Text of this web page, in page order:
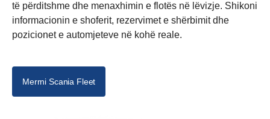
të përditshme dhe menaxhimin e flotës në lëvizje. Shikoni
informacionin e shoferit, rezervimet e shërbimit dhe
pozicionet e automjeteve në kohë reale.
Merrni Scania Fleet